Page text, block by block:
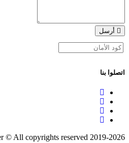
أرسل
اتصلوا بنا
2019-2026 Schoolizer © All copyrights reserved